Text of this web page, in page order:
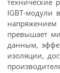
технические
IGBT-модули
напряжением
превышает
данным,
изоляции,